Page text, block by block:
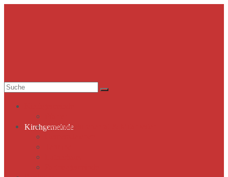
Kirchgemeinde
Suche
Gemeindekirchenrat & Mitarbeiter